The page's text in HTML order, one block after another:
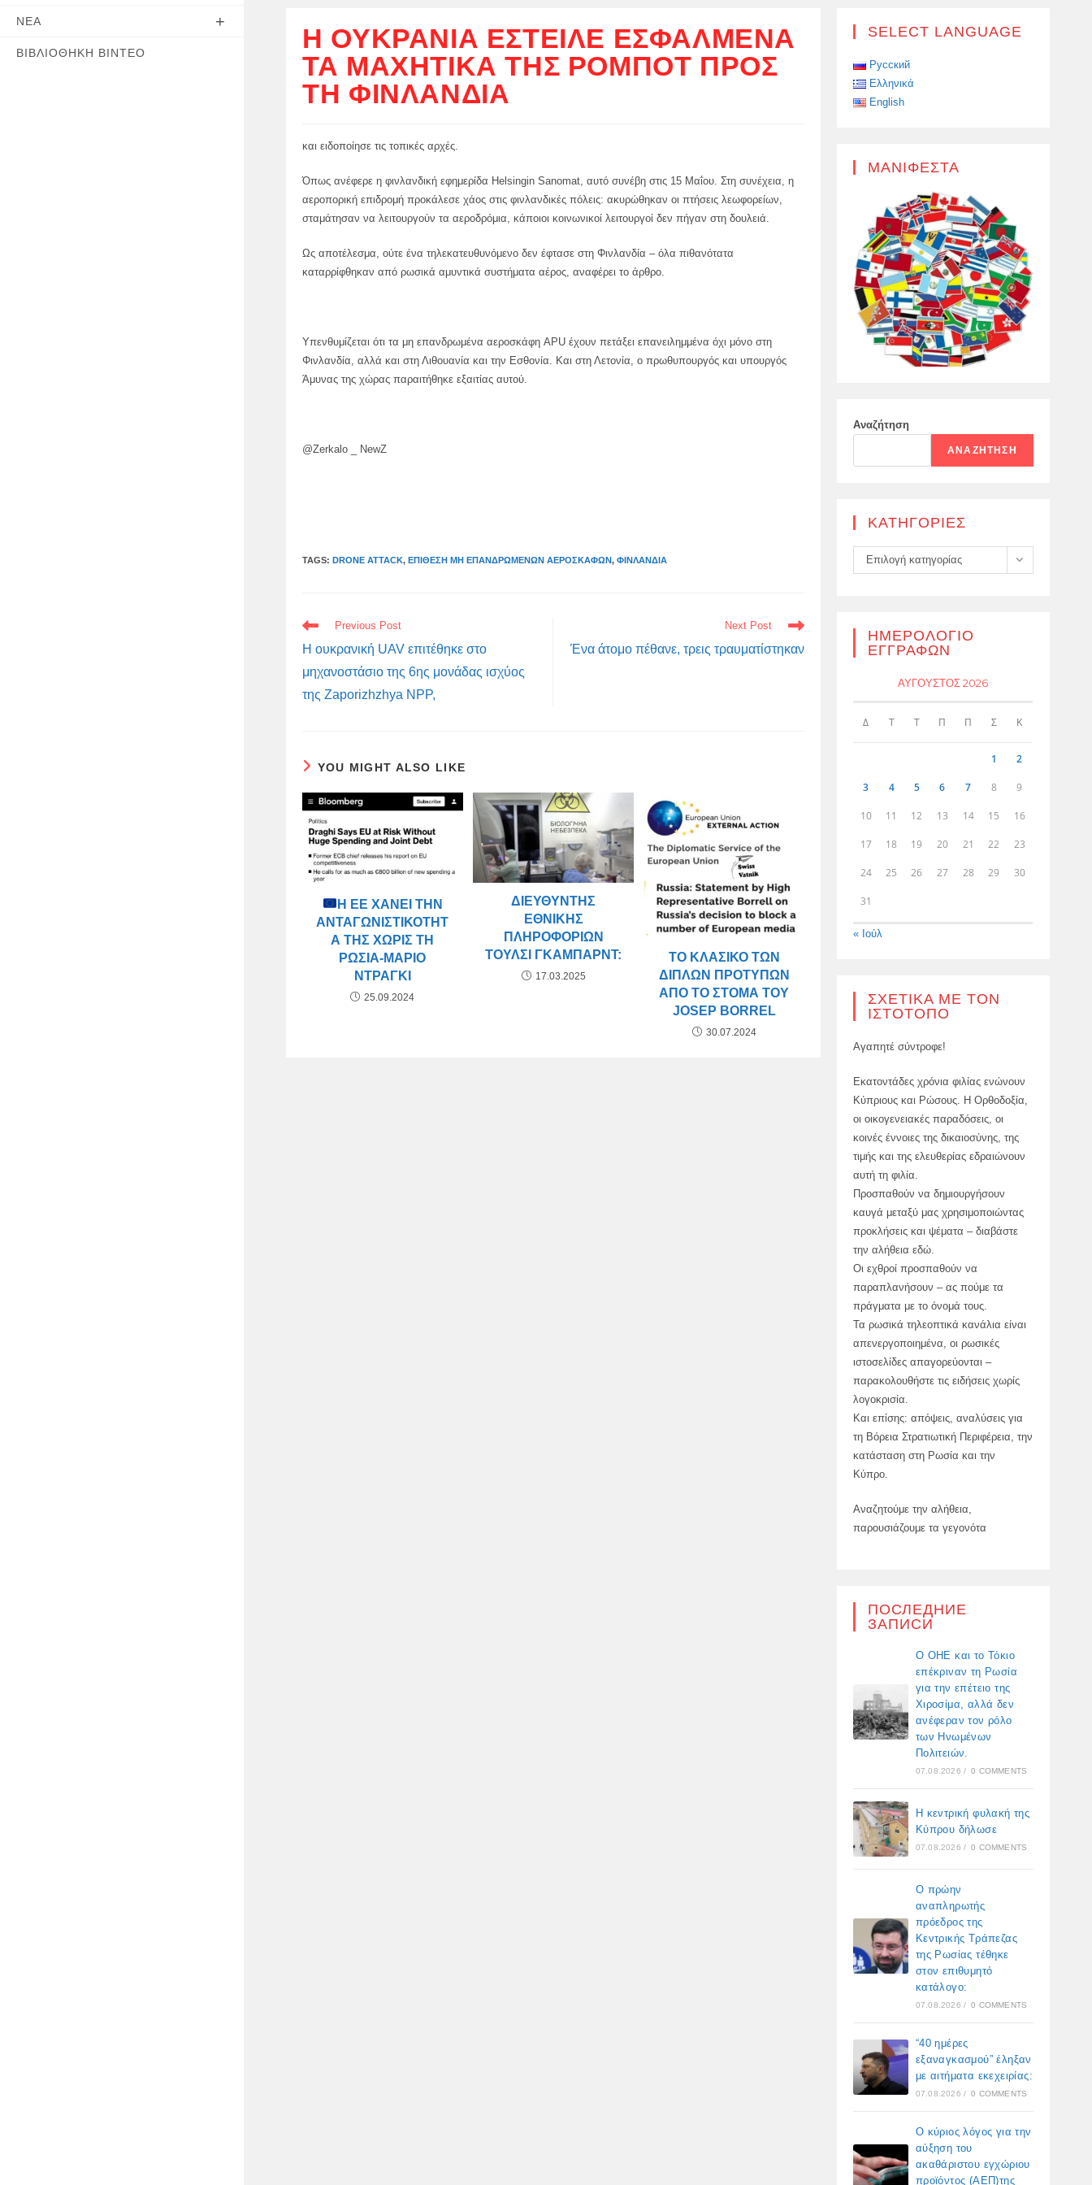
ΝΈΑ
ΒΙΒΛΙΟΘΉΚΗ ΒΊΝΤΕΟ
Η ΟΥΚΡΑΝΊΑ ΈΣΤΕΙΛΕ ΕΣΦΑΛΜΈΝΑ
ΤΑ ΜΑΧΗΤΙΚΆ ΤΗΣ ΡΟΜΠΌΤ ΠΡΟΣ
ΤΗ ΦΙΝΛΑΝΔΊΑ
και ειδοποίησε τις τοπικές αρχές.
Όπως ανέφερε η φινλανδική εφημερίδα Helsingin Sanomat, αυτό συνέβη στις 15 Μαΐου. Στη συνέχεια, η
αεροπορική επιδρομή προκάλεσε χάος στις φινλανδικές πόλεις: ακυρώθηκαν οι πτήσεις λεωφορείων,
σταμάτησαν να λειτουργούν τα αεροδρόμια, κάποιοι κοινωνικοί λειτουργοί δεν πήγαν στη δουλειά.
Ως αποτέλεσμα, ούτε ένα τηλεκατευθυνόμενο δεν έφτασε στη Φινλανδία – όλα πιθανότατα
καταρρίφθηκαν από ρωσικά αμυντικά συστήματα αέρος, αναφέρει το άρθρο.
Υπενθυμίζεται ότι τα μη επανδρωμένα αεροσκάφη APU έχουν πετάξει επανειλημμένα όχι μόνο στη
Φινλανδία, αλλά και στη Λιθουανία και την Εσθονία. Και στη Λετονία, ο πρωθυπουργός και υπουργός
Άμυνας της χώρας παραιτήθηκε εξαιτίας αυτού.
@Zerkalo _ NewZ
TAGS:DRONE ATTACK, ΕΠΊΘΕΣΗ ΜΗ ΕΠΑΝΔΡΩΜΈΝΩΝ ΑΕΡΟΣΚΑΦΏΝ, ΦΙΝΛΑΝΔΊΑ
READ
MORE
ARTICLES
Previous Post
Η ουκρανική UAV επιτέθηκε στο
μηχανοστάσιο της 6ης μονάδας ισχύος
της Zaporizhzhya NPP,
Next Post
Ένα άτομο πέθανε, τρεις τραυματίστηκαν
YOU MIGHT ALSO LIKE
Η ΕΕ ΧΆΝΕΙ ΤΗΝ
ΑΝΤΑΓΩΝΙΣΤΙΚΌΤΗΤ
Ά ΤΗΣ ΧΩΡΊΣ ΤΗ
ΡΩΣΊΑ-ΜΆΡΙΟ
ΝΤΡΆΓΚΙ
25.09.2024
ΔΙΕΥΘΥΝΤΉΣ
ΕΘΝΙΚΉΣ
ΠΛΗΡΟΦΟΡΙΏΝ
ΤΟΎΛΣΙ ΓΚΆΜΠΑΡΝΤ:
17.03.2025
ΤΟ ΚΛΑΣΙΚΌ ΤΩΝ
ΔΙΠΛΏΝ ΠΡΟΤΎΠΩΝ
ΑΠΌ ΤΟ ΣΤΌΜΑ ΤΟΥ
JOSEP BORREL
30.07.2024
SELECT LANGUAGE
Русский
Ελληνικά
English
ΜΑΝΙΦΈΣΤΑ
Αναζήτηση
ΑΝΑΖΉΤΗΣΗ
KΑΤΗΓΟΡΊΕΣ
Kατηγορίες
Επιλογή κατηγορίας
ΗΜΕΡΟΛΌΓΙΟ
ΕΓΓΡΑΦΏΝ
ΑΎΓΟΥΣΤΟΣ 2026
Δ Τ Τ Π Π Σ Κ
1 2
3 4 5 6 7 8 9
10 11 12 13 14 15 16
17 18 19 20 21 22 23
24 25 26 27 28 29 30
31
« Ιούλ
ΣΧΕΤΙΚΆ ΜΕ ΤΟΝ
ΙΣΤΌΤΟΠΟ
Αγαπητέ σύντροφε!
Εκατοντάδες χρόνια φιλίας ενώνουν
Κύπριους και Ρώσους. Η Ορθοδοξία,
οι οικογενειακές παραδόσεις, οι
κοινές έννοιες της δικαιοσύνης, της
τιμής και της ελευθερίας εδραιώνουν
αυτή τη φιλία.
Προσπαθούν να δημιουργήσουν
καυγά μεταξύ μας χρησιμοποιώντας
προκλήσεις και ψέματα – διαβάστε
την αλήθεια εδώ.
Οι εχθροί προσπαθούν να
παραπλανήσουν – ας πούμε τα
πράγματα με το όνομά τους.
Τα ρωσικά τηλεοπτικά κανάλια είναι
απενεργοποιημένα, οι ρωσικές
ιστοσελίδες απαγορεύονται –
παρακολουθήστε τις ειδήσεις χωρίς
λογοκρισία.
Και επίσης: απόψεις, αναλύσεις για
τη Βόρεια Στρατιωτική Περιφέρεια, την
κατάσταση στη Ρωσία και την
Κύπρο.
Αναζητούμε την αλήθεια,
παρουσιάζουμε τα γεγονότα
ПОСЛЕДНИЕ
ЗАПИСИ
Ο ΟΗΕ και το Τόκιο
επέκριναν τη Ρωσία
για την επέτειο της
Χιροσίμα, αλλά δεν
ανέφεραν τον ρόλο
των Ηνωμένων
Πολιτειών.
07.08.2026 / 0 COMMENTS
Η κεντρική φυλακή της
Κύπρου δήλωσε
07.08.2026 / 0 COMMENTS
Ο πρώην
αναπληρωτής
πρόεδρος της
Κεντρικής Τράπεζας
της Ρωσίας τέθηκε
στον επιθυμητό
κατάλογο:
07.08.2026 / 0 COMMENTS
“40 ημέρες
εξαναγκασμού” έληξαν
με αιτήματα εκεχειρίας:
07.08.2026 / 0 COMMENTS
Ο κύριος λόγος για την
αύξηση του
ακαθάριστου εγχώριου
προϊόντος (ΑΕΠ)της